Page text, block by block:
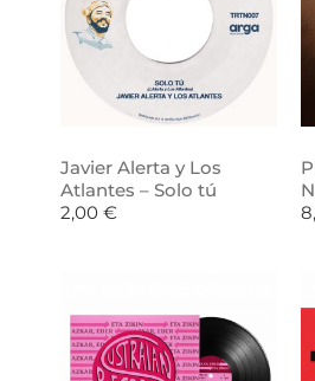
Javier Alerta y Los
Atlantes – Solo tú
2,00 €